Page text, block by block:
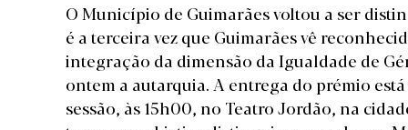
O Município de Guimarães voltou a ser
é a terceira vez que Guimarães vê
integração da dimensão da Igualdade de
ontem a autarquia. A entrega do prémio
sessão, às 15h00, no Teatro Jordão, na